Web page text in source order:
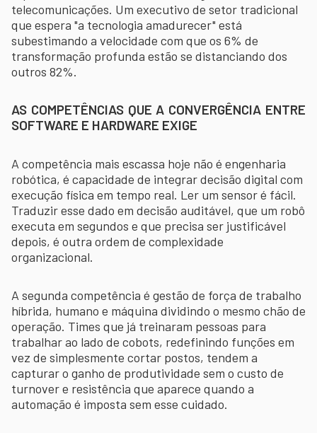
telecomunicações. Um executivo de setor tradicional
que espera "a tecnologia amadurecer" está
subestimando a velocidade com que os 6% de
transformação profunda estão se distanciando dos
outros 82%.
AS COMPETÊNCIAS QUE A CONVERGÊNCIA ENTRE
SOFTWARE E HARDWARE EXIGE
A competência mais escassa hoje não é engenharia
robótica, é capacidade de integrar decisão digital com
execução física em tempo real. Ler um sensor é fácil.
Traduzir esse dado em decisão auditável, que um robô
executa em segundos e que precisa ser justificável
depois, é outra ordem de complexidade
organizacional.
A segunda competência é gestão de força de trabalho
híbrida, humano e máquina dividindo o mesmo chão de
operação. Times que já treinaram pessoas para
trabalhar ao lado de cobots, redefinindo funções em
vez de simplesmente cortar postos, tendem a
capturar o ganho de produtividade sem o custo de
turnover e resistência que aparece quando a
automação é imposta sem esse cuidado.